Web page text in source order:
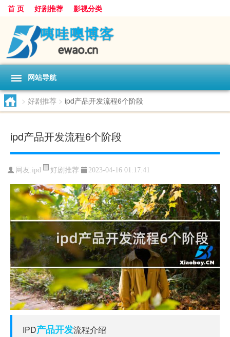
首 页 好剧推荐 影视分类
网站导航
> 好剧推荐 > ipd产品开发流程6个阶段
ipd产品开发流程6个阶段
网友:ipd 好剧推荐 2023-04-16 01:17:41
IPD产品开发流程介绍